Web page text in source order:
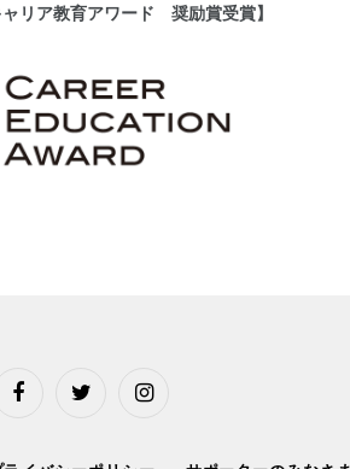
ャリア教育アワード 奨励賞受賞】
FacebookTwitter Instagram